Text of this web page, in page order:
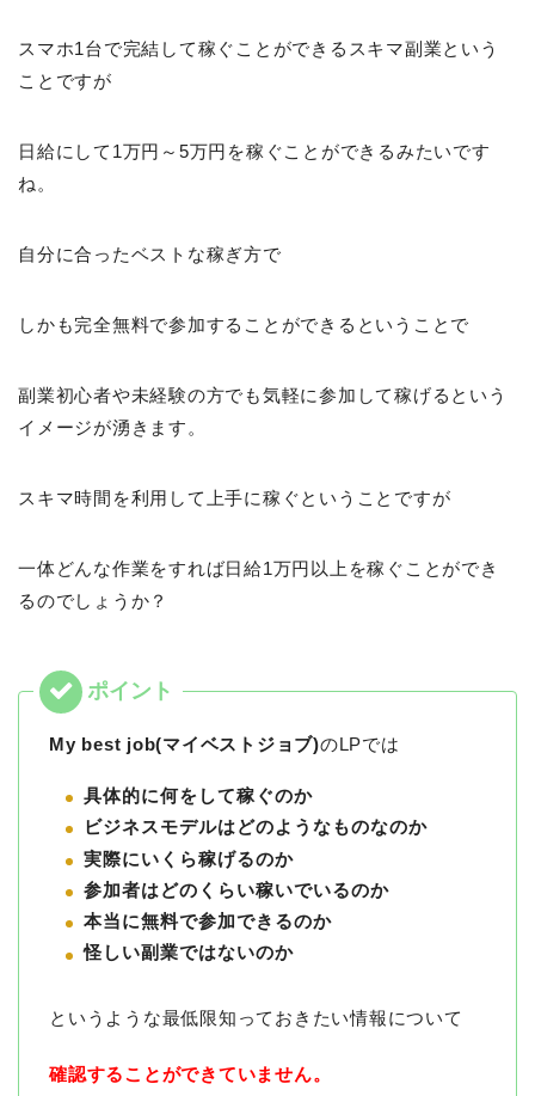
スマホ1台で完結して稼ぐことができるスキマ副業という
ことですが
日給にして1万円～5万円を稼ぐことができるみたいです
ね。
自分に合ったベストな稼ぎ方で
しかも完全無料で参加することができるということで
副業初心者や未経験の方でも気軽に参加して稼げるという
イメージが湧きます。
スキマ時間を利用して上手に稼ぐということですが
一体どんな作業をすれば日給1万円以上を稼ぐことができ
るのでしょうか？
My best job(マイベストジョブ)のLPでは
具体的に何をして稼ぐのか
ビジネスモデルはどのようなものなのか
実際にいくら稼げるのか
参加者はどのくらい稼いでいるのか
本当に無料で参加できるのか
怪しい副業ではないのか
というような最低限知っておきたい情報について
確認することができていません。